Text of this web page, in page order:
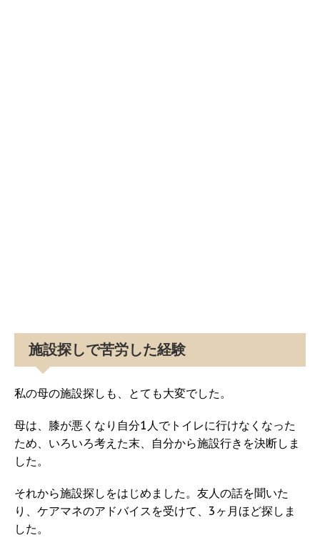
施設探しで苦労した経験
私の母の施設探しも、とても大変でした。
母は、膝が悪くなり自分1人でトイレに行けなくなった
ため、いろいろ考えた末、自分から施設行きを決断しま
した。
それから施設探しをはじめました。友人の話を聞いた
り、ケアマネのアドバイスを受けて、3ヶ月ほど探しま
した。